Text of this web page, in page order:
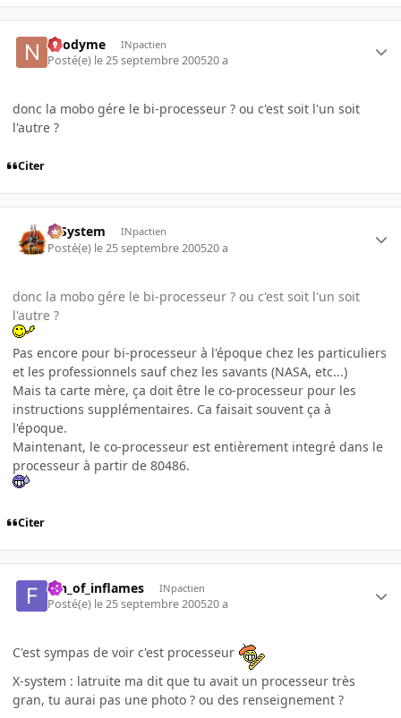
neodyme INpactien
Posté(e) le 25 septembre 200520 a
donc la mobo gére le bi-processeur ? ou c'est soit l'un soit
l'autre ?
Citer
X-System INpactien
Posté(e) le 25 septembre 200520 a
donc la mobo gére le bi-processeur ? ou c'est soit l'un soit
l'autre ?
Pas encore pour bi-processeur à l'époque chez les particuliers
et les professionnels sauf chez les savants (NASA, etc...)
Mais ta carte mère, ça doit être le co-processeur pour les
instructions supplémentaires. Ca faisait souvent ça à
l'époque.
Maintenant, le co-processeur est entièrement integré dans le
processeur à partir de 80486.
Citer
fan_of_inflames INpactien
Posté(e) le 25 septembre 200520 a
C'est sympas de voir c'est processeur
X-system : latruite ma dit que tu avait un processeur très
gran, tu aurai pas une photo ? ou des renseignement ?